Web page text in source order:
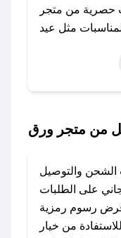
حصرية من متجر
مثل عيد
(شهر نوفمبر)،
أو حتى عروض
بسهولة على
لإضافته
بسرعة.
### كيفية استخدام كود خصم متجر ورق؟
من متجر ورق
والتوصيل
على الطلبات
فرض رسوم رمزية
من خيار